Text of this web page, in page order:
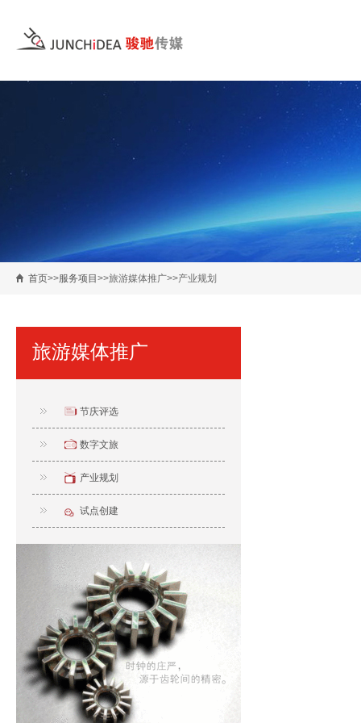
首页>>服务项目 >>旅游媒体推广>>产业规划
旅游媒体推广
节庆评选
数字文旅
产业规划
试点创建